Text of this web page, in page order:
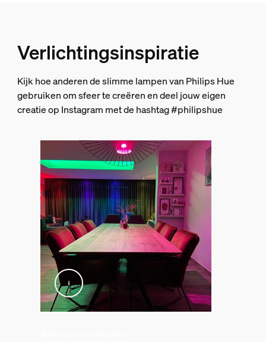
EAN/UPC - product
8719514291171
Nettogewicht
0,06 kg
Brutogewicht
Hoogte
174 mm
Lengte
72 mm
Breedte
72 mm
Materiaalnummer (12NC)
929002468801
Verpakkingsinformatie
Verlichtingsinspiratie
Kijk hoe anderen de slimme lampen van Philips Hue
gebruiken om sfeer te creëren en deel jouw eigen
creatie op Instagram met de hashtag #philipshue